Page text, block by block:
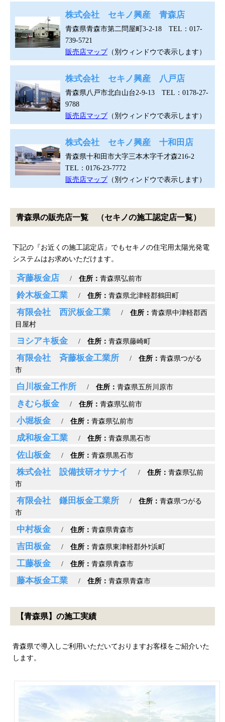
株式会社 セキノ興産 青森店
青森県青森市第二問屋町3-2-18 TEL：017-
739-5721
販売店マップ（別ウィンドウで表示します）
株式会社 セキノ興産 八戸店
青森県八戸市北白山台2-9-13 TEL：0178-27-
9788
販売店マップ（別ウィンドウで表示します）
株式会社 セキノ興産 十和田店
青森県十和田市大字三本木字千才森216-2
TEL：0176-23-7772
販売店マップ（別ウィンドウで表示します）
青森県の販売店一覧 （セキノの施工認定店一覧）
下記の『お近くの施工認定店』でもセキノの住宅用太陽光発電
システムはお求めいただけます。
斉藤板金店 / 住所： 青森県弘前市
鈴木板金工業 / 住所： 青森県北津軽郡鶴田町
有限会社 西沢板金工業 / 住所： 青森県中津軽郡西
目屋村
ヨシアキ板金 / 住所： 青森県藤崎町
有限会社 斉藤板金工業所 / 住所： 青森県つがる
市
白川板金工作所 / 住所： 青森県五所川原市
きむら板金 / 住所： 青森県弘前市
小堀板金 / 住所： 青森県弘前市
成和板金工業 / 住所： 青森県黒石市
佐山板金 / 住所： 青森県黒石市
株式会社 設備技研オサナイ / 住所： 青森県弘前
市
有限会社 鎌田板金工業所 / 住所： 青森県つがる
市
中村板金 / 住所： 青森県青森市
吉田板金 / 住所： 青森県東津軽郡外ｹ浜町
工藤板金 / 住所： 青森県青森市
藤本板金工業 / 住所： 青森県青森市
【青森県】の施工実績
青森県で導入しご利用いただいておりますお客様をご紹介いた
します。